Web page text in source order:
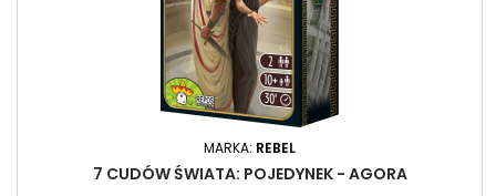
MARKA: REBEL
7 CUDÓW ŚWIATA: POJEDYNEK - AGORA